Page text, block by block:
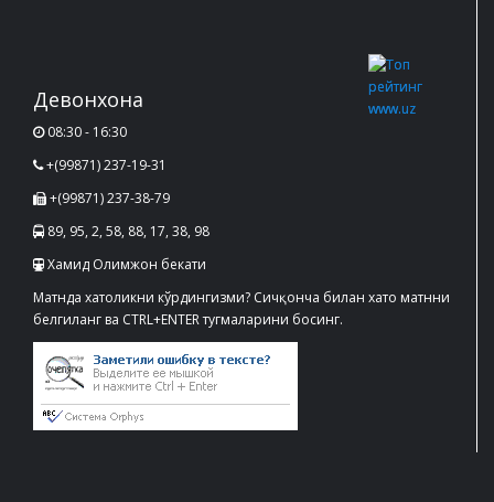
Девонхона
08:30 - 16:30
+(99871) 237-19-31
+(99871) 237-38-79
89, 95, 2, 58, 88, 17, 38, 98
Хамид Олимжон бекати
Матнда хатоликни кўрдингизми? Сичқонча билан хато матнни
белгиланг ва CTRL+ENTER тугмаларини босинг.